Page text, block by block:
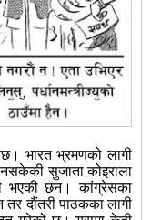
भारत भ्रमणको लागी
नसकेकी सुजाता कोइराला
भएकी छन। कांग्रेसका
दौंतरी पाठकका लागी